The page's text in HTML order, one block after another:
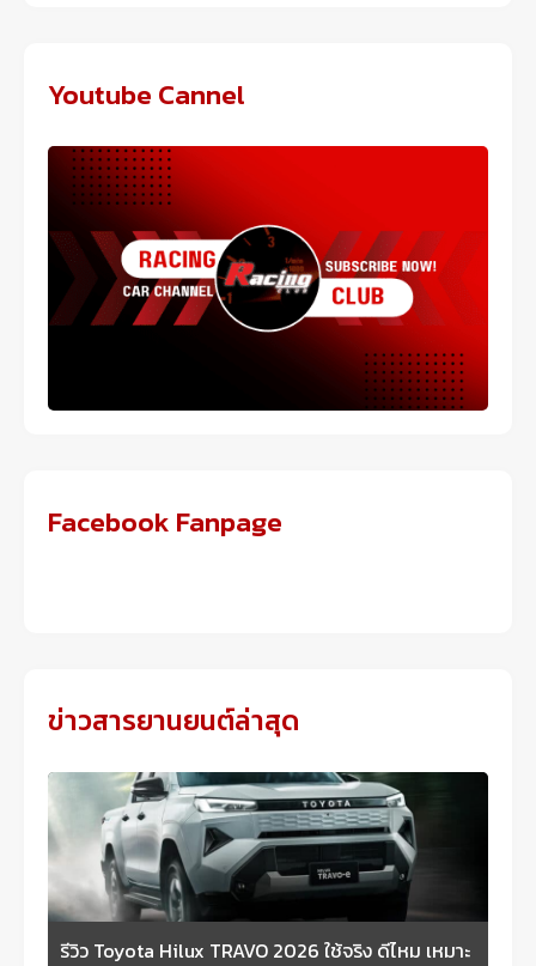
Youtube Cannel
Facebook Fanpage
ข่าวสารยานยนต์ล่าสุด
รีวิว Toyota Hilux TRAVO 2026 ใช้จริง ดีไหม เหมาะ